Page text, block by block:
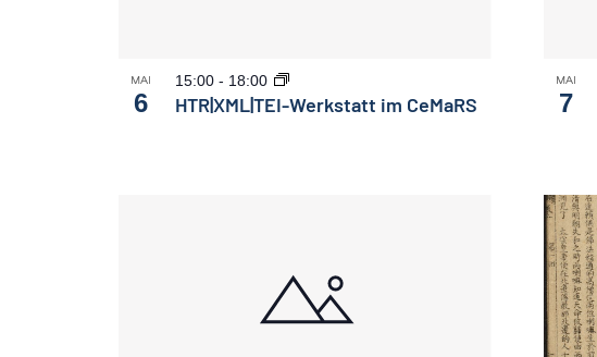
MAI
6 HTR|XML|TEI-Werkstatt im CeMaRS
15:00 - 18:00 MAI
7